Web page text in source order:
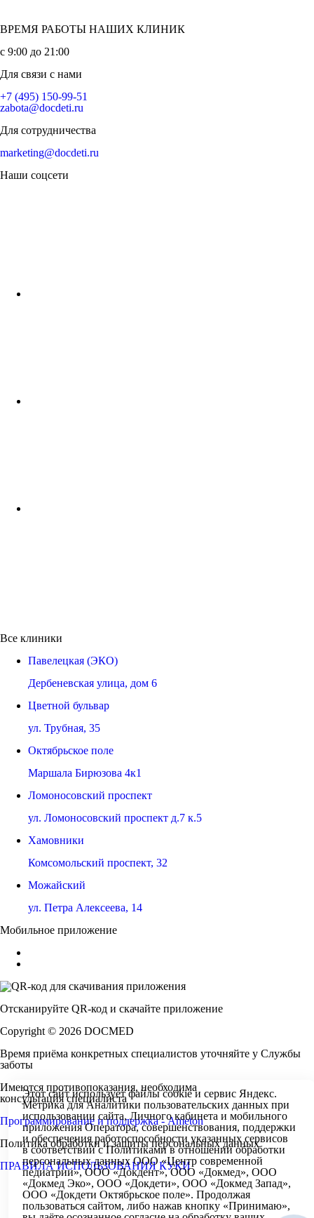
Контакты
+7 495 150-99-51
ВРЕМЯ РАБОТЫ НАШИХ КЛИНИК
с 9:00 до 21:00
Для связи с нами
+7 (495) 150-99-51
zabota@docdeti.ru
Для сотрудничества
marketing@docdeti.ru
Наши соцсети
Все клиники
Павелецкая (ЭКО)
Дербеневская улица, дом 6
Цветной бульвар
ул. Трубная, 35
Октябрьское поле
Маршала Бирюзова 4к1
Ломоносовский проспект
ул. Ломоносовский проспект д.7 к.5
Хамовники
Комсомольский проспект, 32
Можайский
ул. Петра Алексеева, 14
Мобильное приложение
Отсканируйте QR-код и скачайте приложение
Copyright © 2026 DOCMED
Время приёма конкретных специалистов уточняйте у Службы
заботы
Имеются противопоказания, необходима
консультация специалиста
Программирование и поддержка - Ameton
Политика обработки и защитыперсональныхданных
ПРАВИЛА ИСПОЛЬЗОВАНИЯ КУКИ
Этот сайт использует файлыcookieи сервис Яндекс.
Метрика для Аналитики пользовательских данных при
использовании сайта, Личного кабинета и мобильного
приложения Оператора, совершенствования, поддержки
и обеспечения работоспособности указанных сервисов
в соответствии сПолитиками в отношении обработки
персональныхданных ООО «Центр современной
педиатрии», ООО «Докдент», ООО «Докмед», ООО
«Докмед Эко», ООО «Докдети», ООО «Докмед Запад»,
ООО «Докдети Октябрьское поле». Продолжая
пользоваться сайтом, либо нажав кнопку «Принимаю»,